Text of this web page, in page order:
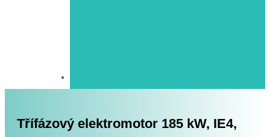
Třífázový elektromotor 185 kW, IE4,